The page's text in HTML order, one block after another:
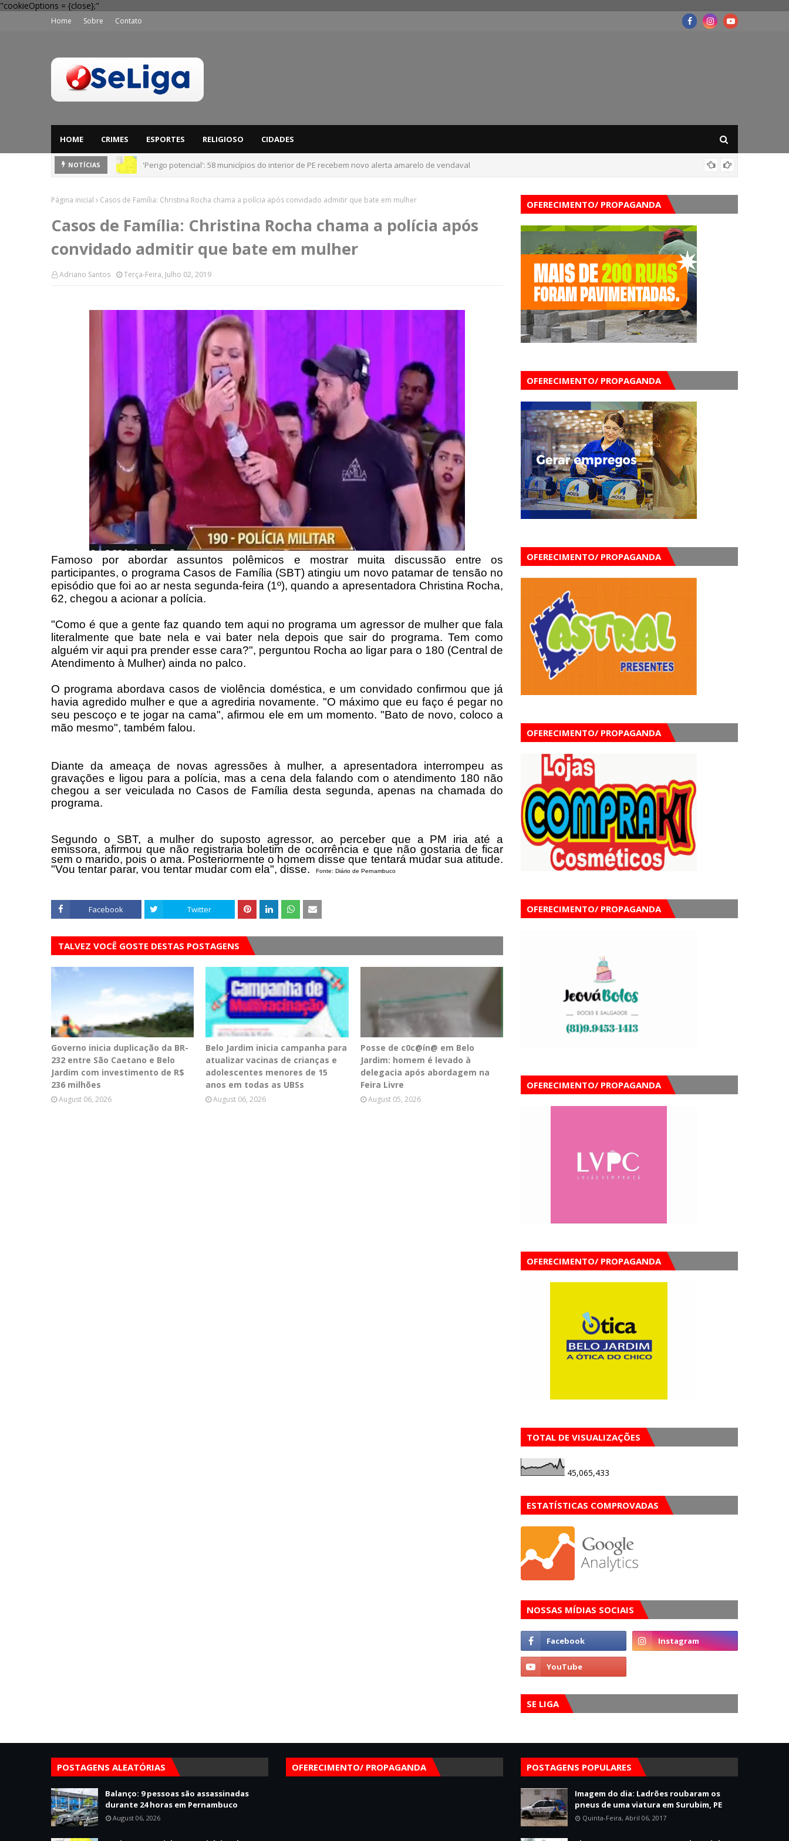
"cookieOptions = {close};"
Home Sobre Contato
HOME CRIMES ESPORTES RELIGIOSO CIDADES
NOTÍCIAS 'Perigo potencial': 58 municípios do interior de PE recebem novo alerta amarelo de vendaval
Página inicial Casos de Família: Christina Rocha chama a polícia após convidado admitir que bate em mulher
Casos de Família: Christina Rocha chama a polícia após
convidado admitir que bate em mulher
Adriano Santos Terça-Feira, Julho 02, 2019
Famoso por abordar assuntos polêmicos e mostrar muita discussão entre os
participantes, o programa Casos de Família (SBT) atingiu um novo patamar de tensão no
episódio que foi ao ar nesta segunda-feira (1º), quando a apresentadora Christina Rocha,
62, chegou a acionar a polícia.
"Como é que a gente faz quando tem aqui no programa um agressor de mulher que fala
literalmente que bate nela e vai bater nela depois que sair do programa. Tem como
alguém vir aqui pra prender esse cara?", perguntou Rocha ao ligar para o 180 (Central de
Atendimento à Mulher) ainda no palco.
O programa abordava casos de violência doméstica, e um convidado confirmou que já
havia agredido mulher e que a agrediria novamente. "O máximo que eu faço é pegar no
seu pescoço e te jogar na cama", afirmou ele em um momento. "Bato de novo, coloco a
mão mesmo", também falou.
Diante da ameaça de novas agressões à mulher, a apresentadora interrompeu as
gravações e ligou para a polícia, mas a cena dela falando com o atendimento 180 não
chegou a ser veiculada no Casos de Família desta segunda, apenas na chamada do
programa.
Segundo o SBT, a mulher do suposto agressor, ao perceber que a PM iria até a
emissora, afirmou que não registraria boletim de ocorrência e que não gostaria de ficar
sem o marido, pois o ama. Posteriormente o homem disse que tentará mudar sua atitude.
"Vou tentar parar, vou tentar mudar com ela", disse.
Fonte: Diário de Pernambuco
Facebook Twitter
TALVEZ VOCÊ GOSTE DESTAS POSTAGENS
Governo inicia duplicação da BR-
232 entre São Caetano e Belo
Jardim com investimento de R$
236 milhões
August 06, 2026
Belo Jardim inicia campanha para
atualizar vacinas de crianças e
adolescentes menores de 15
anos em todas as UBSs
August 06, 2026
Posse de c0c@ín@ em Belo
Jardim: homem é levado à
delegacia após abordagem na
Feira Livre
August 05, 2026
OFERECIMENTO/ PROPAGANDA
OFERECIMENTO/ PROPAGANDA
OFERECIMENTO/ PROPAGANDA
OFERECIMENTO/ PROPAGANDA
OFERECIMENTO/ PROPAGANDA
OFERECIMENTO/ PROPAGANDA
OFERECIMENTO/ PROPAGANDA
TOTAL DE VISUALIZAÇÕES
45,065,433
ESTATÍSTICAS COMPROVADAS
NOSSAS MÍDIAS SOCIAIS
SE LIGA
POSTAGENS ALEATÓRIAS
Balanço: 9 pessoas são assassinadas
durante 24 horas em Pernambuco
August 06, 2026
OFERECIMENTO/ PROPAGANDA POSTAGENS POPULARES
Imagem do dia: Ladrões roubaram os
pneus de uma viatura em Surubim, PE
Quinta-Feira, Abril 06, 2017